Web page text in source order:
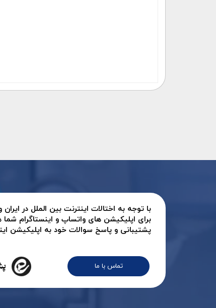
تماس با ما
با توجه به اختالات اینترنت بین الملل در
برای اپلیکیشن های واتساپ و اینستاگرام
پشتیبانی و پاسخ سوالات خود به اپلیکیشن